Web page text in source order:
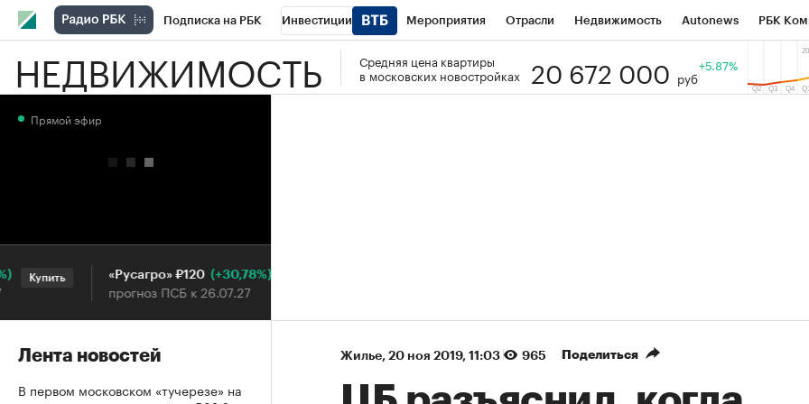
Подписка на РБК Инвестиции Мероприятия Отрасли Недвижимость Autonews РБК
РБК Вино Спорт Школа управления РБК РБК Образование Тренды
НЕДВИЖИМОСТЬ
Средняя цена квартиры
в московских новостройках
20 672 000 руб
+5.87%
Жилье⁠, 20 ноя 2019, 11:03 965 Поделиться
Прямой эфир
Купить «Русагро» ₽120 (+30,78%)
прогноз ПСБ к 26.07.27
Купить
Лента новостей
В первом московском «тучерезе» на